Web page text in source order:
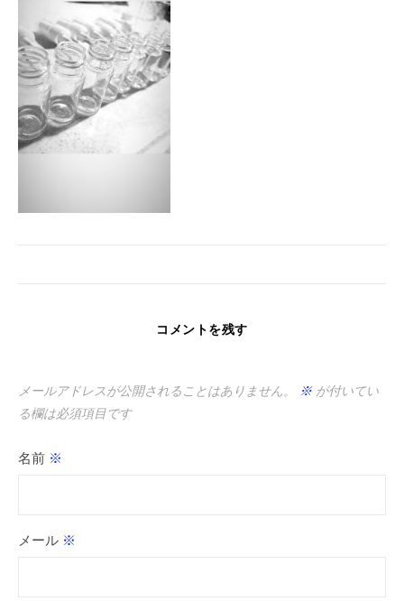
コメントを残す
メールアドレスが公開されることはありません。 ※が付いてい
る欄は必須項目です
名前 ※
メール ※